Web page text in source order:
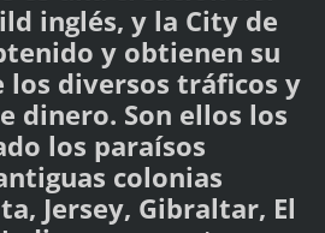
inglés, y la City de
y obtienen su
los diversos tráficos y
dinero. Son ellos los
los paraísos
colonias
Jersey, Gibraltar, El